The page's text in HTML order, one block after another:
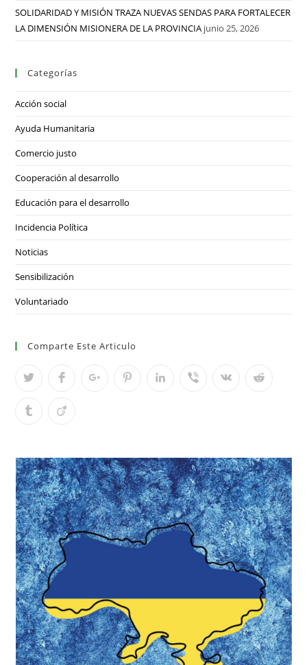
SOLIDARIDAD Y MISIÓN TRAZA NUEVAS SENDAS PARA FORTALECER
LA DIMENSIÓN MISIONERA DE LA PROVINCIA junio 25, 2026
Categorías
Acción social
Ayuda Humanitaria
Comercio justo
Cooperación al desarrollo
Educación para el desarrollo
Incidencia Política
Noticias
Sensibilización
Voluntariado
Comparte Este Articulo